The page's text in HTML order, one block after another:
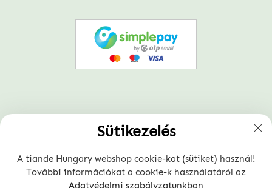
Sütikezelés
A tiande Hungary webshop cookie-kat (sütiket) használ!
További információkat a cookie-k használatáról az
Adatvédelmi szabályzatunkban